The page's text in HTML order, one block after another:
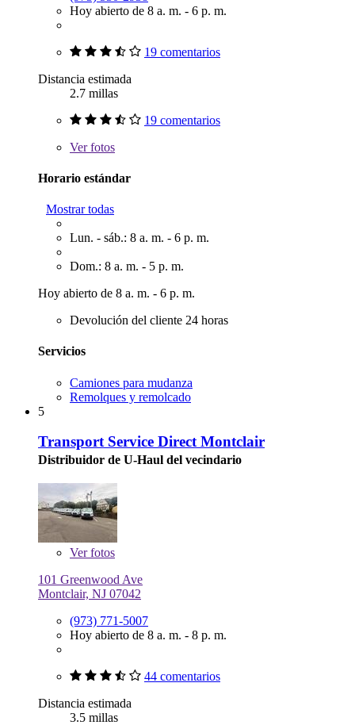
Hoy abierto de 8 a. m. - 6 p. m.
19 comentarios
Distancia estimada
2.7 millas
19 comentarios
Verfotos
Horario estándar
Mostrar todas
Lun. - sáb.: 8 a. m. - 6 p. m.
Dom.: 8 a. m. - 5 p. m.
Hoy abierto de 8 a. m. - 6 p. m.
Devolución del cliente 24 horas
Servicios
Camiones para mudanza
Remolques y remolcado
5
Transport Service Direct Montclair
Distribuidor de U-Haul del vecindario
Verfotos
101 Greenwood Ave
Montclair, NJ 07042
(973) 771-5007
Hoy abierto de 8 a. m. - 8 p. m.
44 comentarios
Distancia estimada
3.5 millas